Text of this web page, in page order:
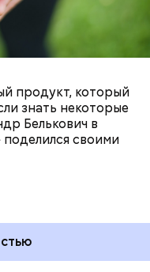
продукт, который
знать некоторые
Белькович в
своими
дрожжей,
на диете,